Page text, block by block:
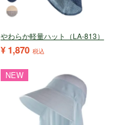
やわらか軽量ハット（LA-813）
¥ 1,870 税込
NEW